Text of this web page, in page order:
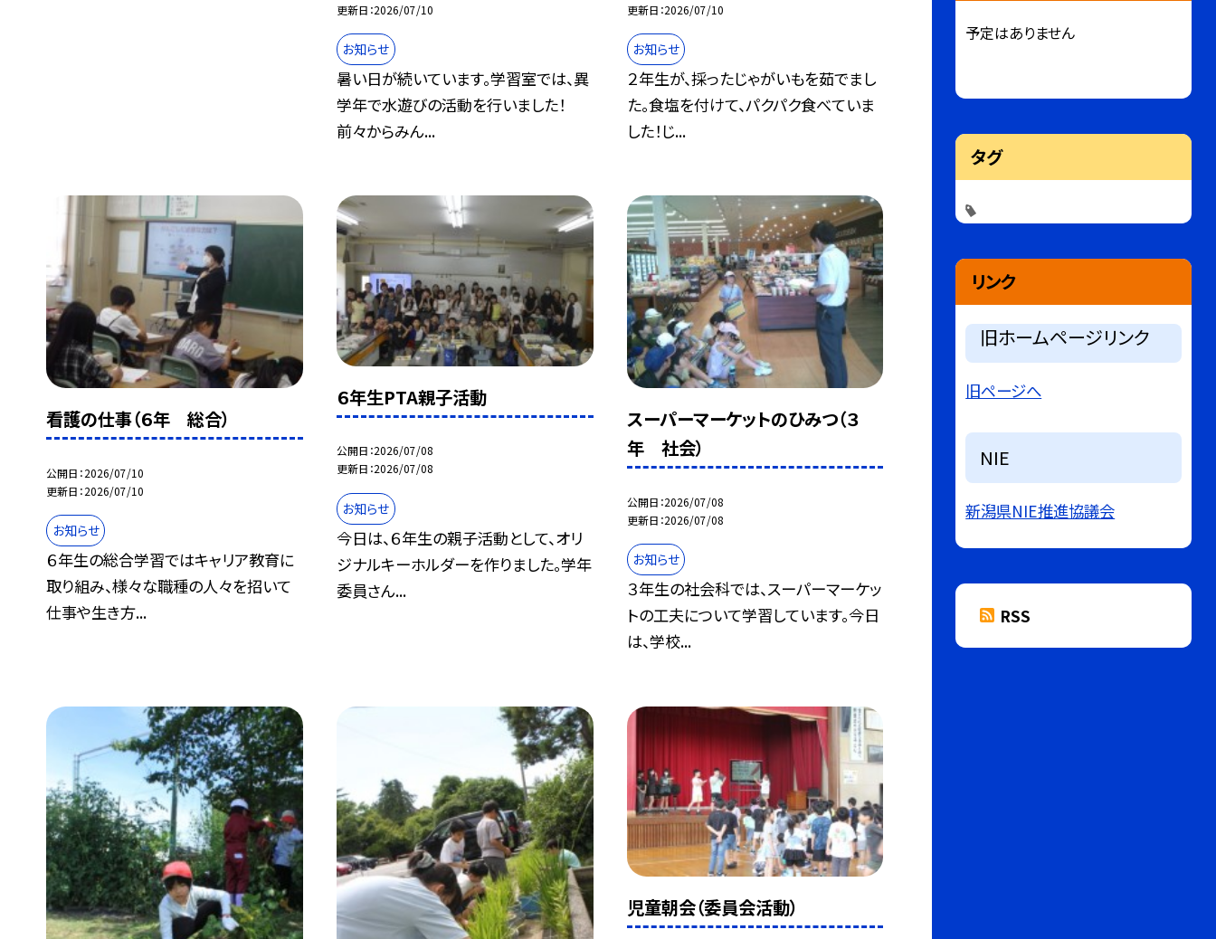
更新日 2026/07/10
お知らせ
暑い日が続いています。学習室では、異
学年で水遊びの活動を行いました！
前々からみん...
更新日 2026/07/10
お知らせ
２年生が、採ったじゃがいもを茹でまし
た。食塩を付けて、パクパク食べていま
した！じ...
看護の仕事（６年 総合）
公開日 2026/07/10
更新日 2026/07/10
お知らせ
６年生の総合学習ではキャリア教育に
取り組み、様々な職種の人々を招いて
仕事や生き方...
６年生PTA親子活動
公開日 2026/07/08
更新日 2026/07/08
お知らせ
今日は、６年生の親子活動として、オリ
ジナルキーホルダーを作りました。学年
委員さん...
スーパーマーケットのひみつ（３
年 社会）
公開日 2026/07/08
更新日 2026/07/08
お知らせ
３年生の社会科では、スーパーマーケッ
トの工夫について学習しています。今日
は、学校...
児童朝会（委員会活動）
予定はありません
タグ
リンク
旧ホームページリンク
旧ページへ
NIE
新潟県NIE推進協議会
RSS